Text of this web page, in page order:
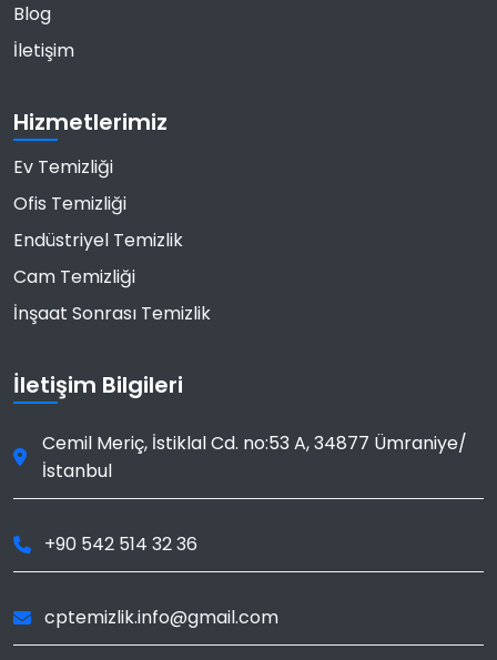
Blog
İletişim
Hizmetlerimiz
Ev Temizliği
Ofis Temizliği
Endüstriyel Temizlik
Cam Temizliği
İnşaat Sonrası Temizlik
İletişim Bilgileri
Cemil Meriç, İstiklal Cd. no:53 A,34877 Ümraniye/
İstanbul
+90 542 514 32 36
cptemizlik.info@gmail.com